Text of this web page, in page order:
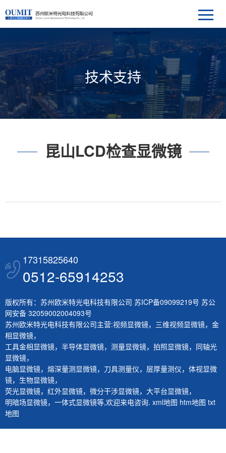
技术支持
昆山LCD检查显微镜
17315825640
0512-65914253
版权所有：苏州欧米特光电科技有限公司 苏ICP备09099219号 苏公
网安备 32059002004093号
苏州欧米特光电科技有限公司主营:视频显微镜， 三维视频显微镜， 金
相显微镜，
工具金相显微镜， 半导体显微镜， 测量显微镜， 拍照显微镜， 同轴光
显微镜，
电脑显微镜， 熔深量测显微镜， 刀具测量仪， 层厚量测仪， 体视显微
镜， 生物显微镜，
荧光显微镜， 红外显微镜， 微分干涉显微镜， 大平台显微镜，
明暗场显微镜， 一体式显微镜等,欢迎来电咨询. xml地图 htm地图 txt
地图